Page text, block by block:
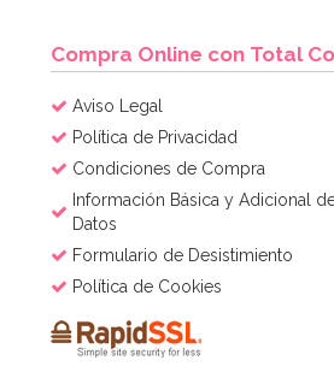
Compra Online con Total
Aviso Legal
Política de Privacidad
Condiciones de Compra
Información Básica y Adicional
Datos
Formulario de Desistimiento
Política de Cookies